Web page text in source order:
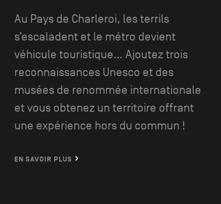
Au Pays de Charleroi, les terrils
s’escaladent et le métro devient
véhicule touristique... Ajoutez trois
reconnaissances Unesco et des
musées de renommée internationale
et vous obtenez un territoire offrant
une expérience hors du commun !
EN SAVOIR PLUS